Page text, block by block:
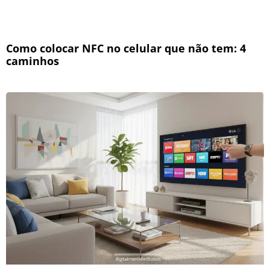
Como colocar NFC no celular que não tem: 4
caminhos